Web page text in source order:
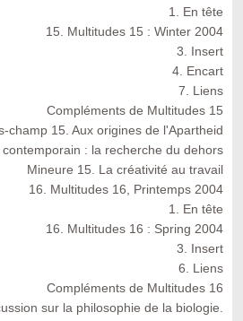
1. En tête
15. Multitudes 15 : Winter 2004
3. Insert
4. Encart
7. Liens
Compléments de Multitudes 15
champ 15. Aux origines de l'Apartheid
: la recherche du dehors
Mineure 15. La créativité au travail
16. Multitudes 16, Printemps 2004
1. En tête
16. Multitudes 16 : Spring 2004
3. Insert
6. Liens
Compléments de Multitudes 16
sur la philosophie de la biologie.